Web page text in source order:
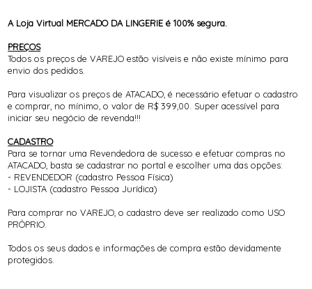
A Loja Virtual MERCADO DA LINGERIE é 100% segura.
PREÇOS
Todos os preços de VAREJO estão visíveis e não existe mínimo para
envio dos pedidos.
Para visualizar os preços de ATACADO, é necessário efetuar o cadastro
e comprar, no mínimo, o valor de R$ 399,00. Super acessível para
iniciar seu negócio de revenda!!!
CADASTRO
Para se tornar uma Revendedora de sucesso e efetuar compras no
ATACADO, basta se cadastrar no portal e escolher uma das opções:
- REVENDEDOR (cadastro Pessoa Física)
- LOJISTA (cadastro Pessoa Jurídica)
Para comprar no VAREJO, o cadastro deve ser realizado como USO
PRÓPRIO.
Todos os seus dados e informações de compra estão devidamente
protegidos.